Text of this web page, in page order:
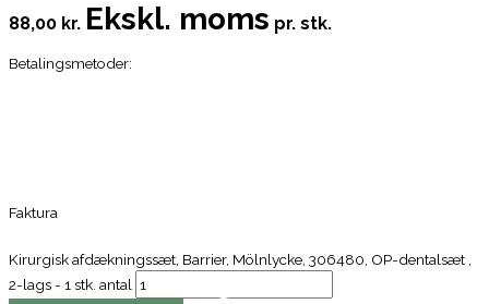
88,00 kr. Ekskl. moms pr. stk.
Betalingsmetoder:
Faktura
Kirurgisk afdækningssæt, Barrier, Mölnlycke, 306480, OP-dentalsæt ,
2-lags - 1 stk. antal